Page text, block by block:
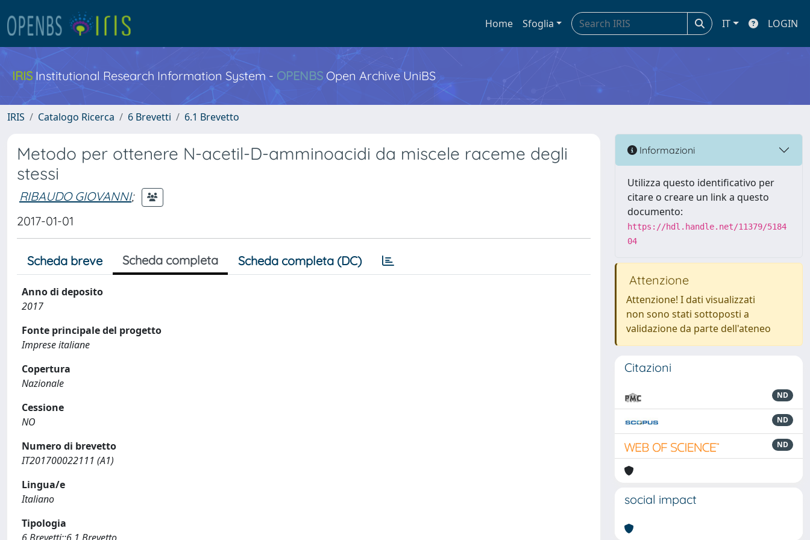
Home Sfoglia IT LOGIN
IRIS Institutional Research Information System - OPENBS Open Archive UniBS
IRIS Catalogo Ricerca 6 Brevetti 6.1 Brevetto
Metodo per ottenere N-acetil-D-amminoacidi da miscele raceme degli
stessi
RIBAUDO GIOVANNI;
2017-01-01
Scheda breve Scheda completa Scheda completa (DC)
Anno di deposito
2017
Fonte principale del progetto
Imprese italiane
Copertura
Nazionale
Cessione
NO
Numero di brevetto
IT201700022111 (A1)
Lingua/e
Italiano
Tipologia
Informazioni
Utilizza questo identificativo per
citare o creare un link a questo
documento:
https://hdl.handle.net/11379/5184
04
Attenzione
Attenzione! I dati visualizzati
non sono stati sottoposti a
validazione da parte dell'ateneo
Citazioni
ND
ND
ND
social impact